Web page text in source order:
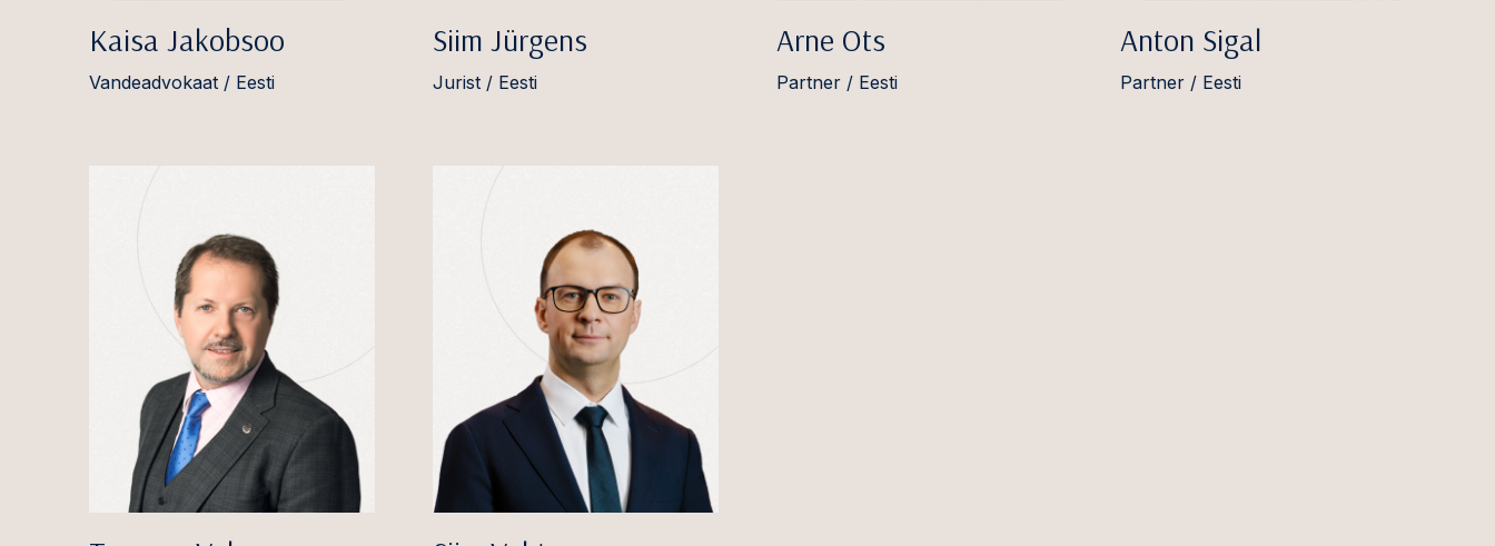
Kaisa Jakobsoo
Vandeadvokaat / Eesti
Siim Jürgens
Jurist / Eesti
Arne Ots
Partner / Eesti
Anton Sigal
Partner / Eesti